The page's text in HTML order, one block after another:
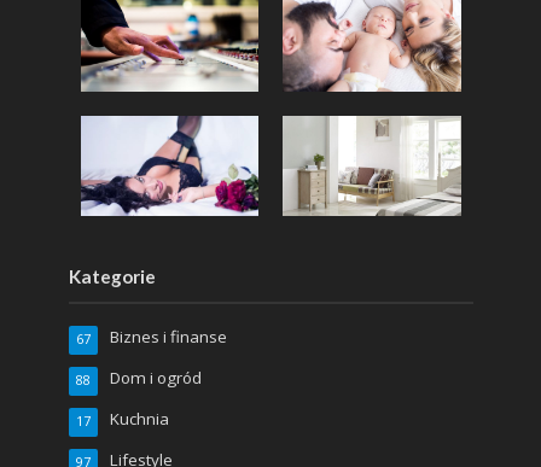
Kategorie
Biznes i finanse
67
Dom i ogród
88
Kuchnia
17
Lifestyle
97